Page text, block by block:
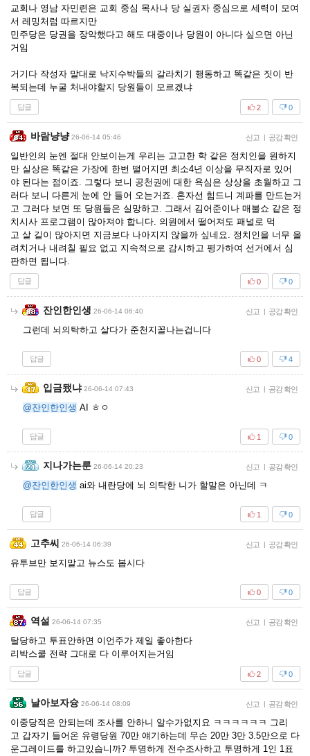
교회나 영남 자민련은 교회 중심 목사나 당 실권자 중심으로 세력이 모여
서 레밍처럼 따르지만
민주당은 당권을 장악했다고 해도 대중이나 당원이 아니다 싶으면 아닌
거임
거기다 작성자 말대로 낙지수박들의 갈라치기 행동하고 똑같은 짓이 반
복되는데 누굴 처내야할지 당원들이 모르겠냐
답글 0
2
바람냥냥 26-06-14 05:46 신고 | 공감 확인
일반인의 눈엔 절대 안보이는게 우리는 고고한 학 같은 정치인을 원하지
만 실상은 똑같은 가장에 한번 떨어지면 최소4년 이상을 무직자로 있어
야 된다는 점이죠. 그렇다 보니 공천권에 대한 욕심은 상상을 초월하고 그
러다 보니 다른게 눈에 안 들어 오는거죠. 혼자선 힘드니 계파를 만드는거
고 그러다 보면 또 당원들은 실망하고. 그래서 김어준이나 매불쇼 같은 정
치시사 프로그램이 많아져야 합니다. 의원에서 떨어져도 패널로 먹
고 살 길이 많아지면 지금보다 나아지지 않을까 싶네요. 정치인을 너무 올
려치거나 내려칠 필요 없고 지속적으로 감시하고 평가하여 선거에서 심
판하면 됩니다.
답글 0
0
잔인한인생 26-06-14 06:40 신고 | 공감 확인
그런데 뇌의탁하고 살다가 준천지꼴나는겁니다
답글 4
0
입금됐냐 26-06-14 07:43 신고 | 공감 확인
@잔인한인생 AI ㅎㅇ
답글 0
1
지나가는룬 26-06-14 20:23 신고 | 공감 확인
@잔인한인생 ai와 내란당에 뇌 의탁한 니가 할말은 아닌데 ㅋ
답글 0
1
고추씨 26-06-14 06:39 신고 | 공감 확인
유투브만 보지말고 뉴스도 봅시다
답글 0
0
역설 26-06-14 07:35 신고 | 공감 확인
탈당하고 투표안하면 이언주가 제일 좋아한다
리박스쿨 전략 그대로 다 이루어지는거임
답글 0
2
날아보자슝 26-06-14 08:09 신고 | 공감 확인
이중당적은 안되는데 조사를 안하니 알수가없지요 ㅋㅋㅋㅋㅋㅋ 그리
고 갑자기 들어온 유령당원 70만 얘기하는데 무슨 20만 3만 3.5만으로 다
운그레이드를 하고있습니까? 투명하게 전수조사하고 투명하게 1인 1표